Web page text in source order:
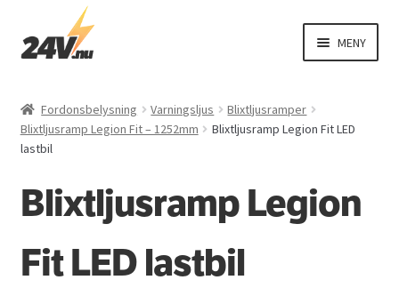
Hoppa
till
Hoppa
till
MENY
El
Varningsbil
Fordonsbelysning Varningsljus
Blixtljusramper
Blixtljusramp Legion Fit – 1252mm
Blixtljusramp Legion Fit LED
lastbil
Blixtljusramp Legion
Fit LED lastbil